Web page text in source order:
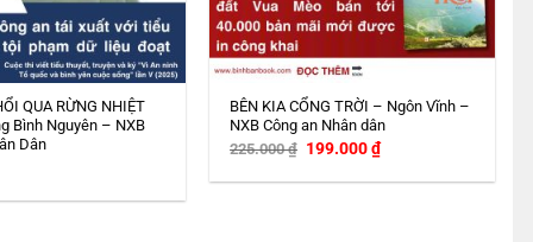
QUA RỪNG NHIỆT
Bình Nguyên – NXB
Dân
BÊN KIA CỔNG TRỜI – Ngôn Vĩnh –
NXB Công an Nhân dân
225.000₫ Giá
là:
199.000₫Giá
hiện
tại